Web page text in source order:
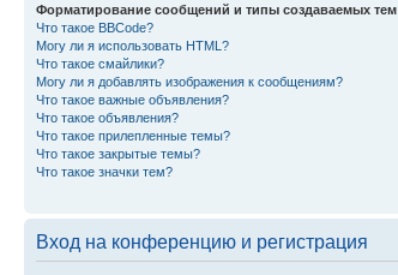
Форматирование сообщений и типы создаваемых тем
Что такое BBCode?
Могу ли я использовать HTML?
Что такое смайлики?
Могу ли я добавлять изображения к сообщениям?
Что такое важные объявления?
Что такое объявления?
Что такое прилепленные темы?
Что такое закрытые темы?
Что такое значки тем?
Вход на конференцию и регистрация